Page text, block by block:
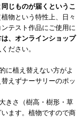
じものが届くというこ
植物という特性上、日々
テスト作品にご使用に
、オンラインショップ
ださい。
に植え替えない方がよ
えずナーサリーのポッ
きさ（樹高・樹形・草
ます。植物ですので商